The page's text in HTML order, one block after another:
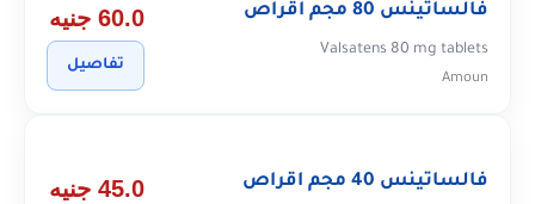
فالساتينس 80 مجم اقراص
Valsatens 80 mg tablets
Amoun
60.0 جنيه
تفاصيل
فالساتينس 40 مجم اقراص 45.0 جنيه